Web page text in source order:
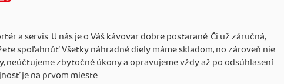
a servis. U nás je o Váš kávovar dobre postarané. Či už záručná,
spoľahnúť. Všetky náhradné diely máme skladom, no zároveň nie
zbytočné úkony a opravujeme vždy až po odsúhlasení
je na prvom mieste.